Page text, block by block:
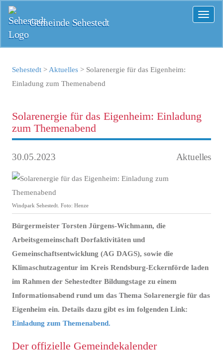
Gemeinde Sehestedt
Sehestedt > Aktuelles > Solarenergie für das Eigenheim:
Einladung zum Themenabend
Solarenergie für das Eigenheim: Einladung
zum Themenabend
30.05.2023 Aktuelles
Windpark Sehestedt. Foto: Henze
Bürgermeister Torsten Jürgens-Wichmann, die
Arbeitsgemeinschaft Dorfaktivitäten und
Gemeinschaftsentwicklung (AG DAGS), sowie die
Klimaschutzagentur im Kreis Rendsburg-Eckernförde laden
im Rahmen der Sehestedter Bildungstage zu einem
Informationsabend rund um das Thema Solarenergie für das
Eigenheim ein. Details dazu gibt es im folgenden Link:
Einladung zum Themenabend.
Der offizielle Gemeindekalender